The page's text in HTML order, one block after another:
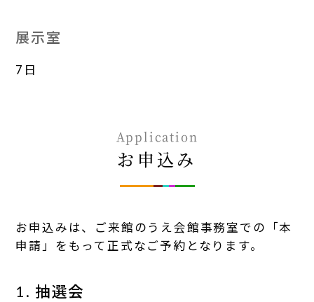
展示室
7日
Application
お申込み
お申込みは、ご来館のうえ会館事務室での「本
申請」をもって正式なご予約となります。
1. 抽選会